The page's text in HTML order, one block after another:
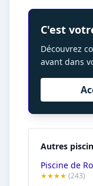
C'est
Découvrez
avant dans
Autres
Piscine de
★★★★ (243)